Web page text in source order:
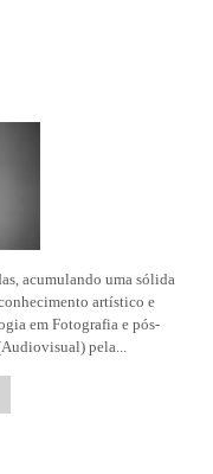
acumulando uma sólida
artístico e
em Fotografia e pós-
pela...